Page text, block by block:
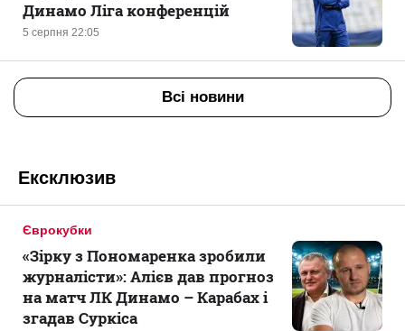
5 серпня 22:05
Динамо Ліга конференцій
Всі новини
Ексклюзив
Єврокубки
«Зірку з Пономаренка зробили
журналісти»: Алієв дав прогноз
на матч ЛК Динамо – Карабах і
згадав Суркіса